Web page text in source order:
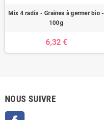
Mix 4 radis - Graines à germer bio -
100g
6,32 €
NOUS SUIVRE